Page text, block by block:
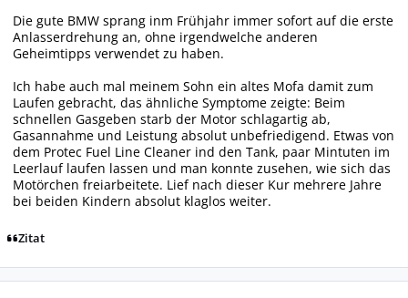
Die gute BMW sprang inm Frühjahr immer sofort auf die erste
Anlasserdrehung an, ohne irgendwelche anderen
Geheimtipps verwendet zu haben.
Ich habe auch mal meinem Sohn ein altes Mofa damit zum
Laufen gebracht, das ähnliche Symptome zeigte: Beim
schnellen Gasgeben starb der Motor schlagartig ab,
Gasannahme und Leistung absolut unbefriedigend. Etwas von
dem Protec Fuel Line Cleaner ind den Tank, paar Mintuten im
Leerlauf laufen lassen und man konnte zusehen, wie sich das
Motörchen freiarbeitete. Lief nach dieser Kur mehrere Jahre
bei beiden Kindern absolut klaglos weiter.
Zitat